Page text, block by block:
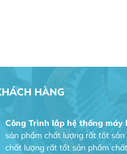
HÀNG
Dịch vụ MoTor
Tôi hài lòng quấn motor đẹp và
Công Trình lắp hệ thống máy
sản phẩm chất lượng rất tốt sản
chất lượng rất tốt sản phẩm chất